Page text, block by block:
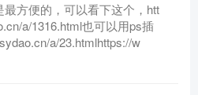
方便的，可以看下这个，htt
a/1316.html也可以用ps插
a/23.htmlhttps://w